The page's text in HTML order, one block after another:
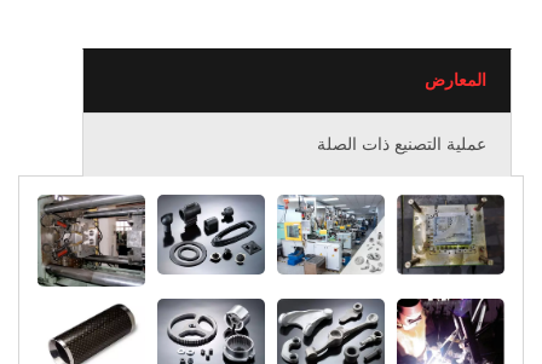
المعارض
عملية التصنيع ذات الصلة